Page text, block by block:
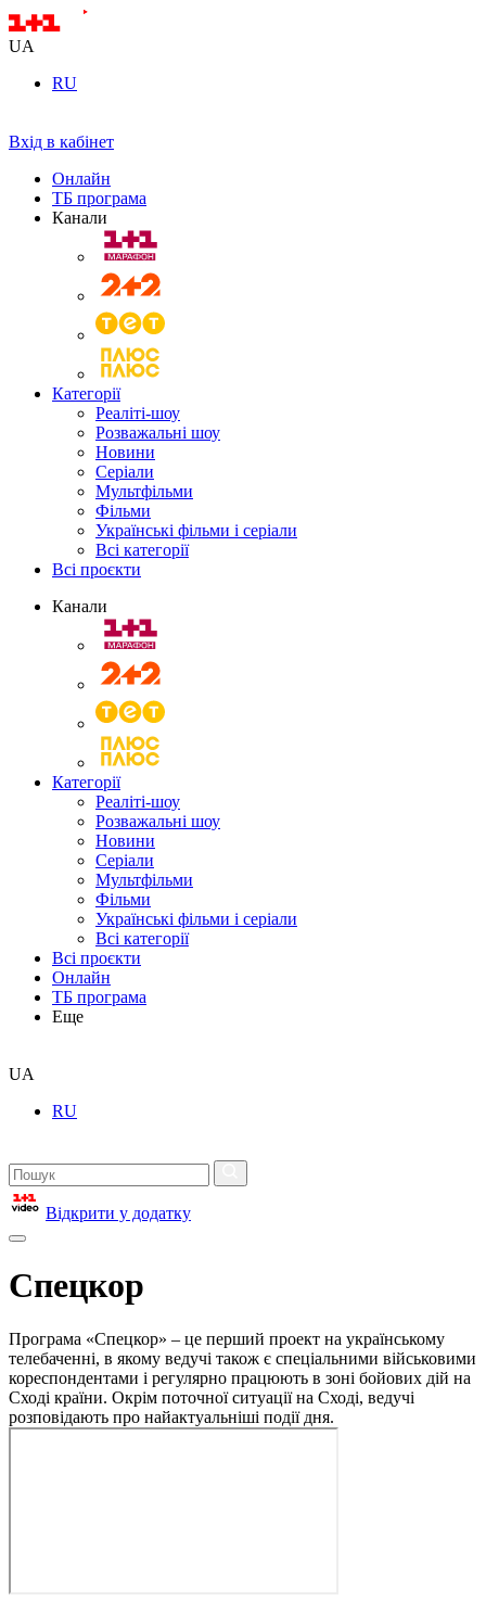
UA
RU
Вхід в кабінет
Онлайн
ТБ програма
Канали
Категорії
Реаліті-шоу
Розважальні шоу
Новини
Серіали
Мультфільми
Фільми
Українські фільми і серіали
Всі категорії
Всі проєкти
Канали
Категорії
Реаліті-шоу
Розважальні шоу
Новини
Серіали
Мультфільми
Фільми
Українські фільми і серіали
Всі категорії
Всі проєкти
Онлайн
ТБ програма
Еще
UA
RU
Відкрити у додатку
Спецкор
Програма «Спецкор» – це перший проект на українському
телебаченні, в якому ведучі також є спеціальними військовими
кореспондентами і регулярно працюють в зоні бойових дій на
Сході країни. Окрім поточної ситуації на Сході, ведучі
розповідають про найактуальніші події дня.